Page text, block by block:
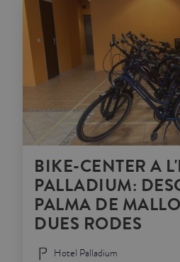
BIKE-CENTER A
PALLADIUM:
PALMA DE
DUES RODES
Hotel Palladium